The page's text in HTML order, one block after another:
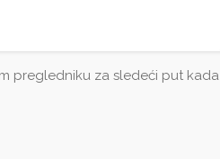
pregledniku za sledeći put kada